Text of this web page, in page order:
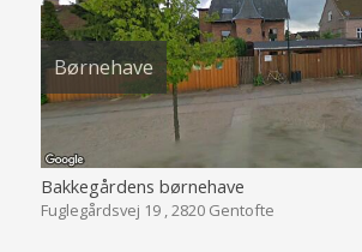
Børnehave
Bakkegårdens børnehave
Fuglegårdsvej 19 , 2820 Gentofte